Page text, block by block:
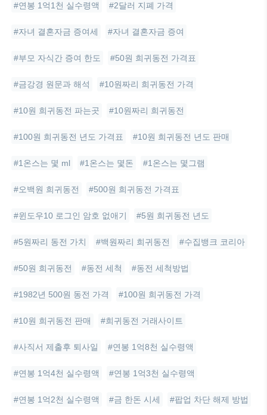
#연봉 1억1천 실수령액 #2달러 지폐 가격
#자녀 결혼자금 증여세 #자녀 결혼자금 증여
#부모 자식간 증여 한도 #50원 희귀동전 가격표
#금강경 원문과 해석 #10원짜리 희귀동전 가격
#10원 희귀동전 파는곳 #10원짜리 희귀동전
#100원 희귀동전 년도 가격표 #10원 희귀동전 년도 판매
#1온스는 몇 ml #1온스는 몇돈 #1온스는 몇그램
#오백원 희귀동전 #500원 희귀동전 가격표
#윈도우10 로그인 암호 없애기 #5원 희귀동전 년도
#5원짜리 동전 가치 #백원짜리 희귀동전 #수집뱅크 코리아
#50원 희귀동전 #동전 세척 #동전 세척방법
#1982년 500원 동전 가격 #100원 희귀동전 가격
#10원 희귀동전 판매 #희귀동전 거래사이트
#사직서 제출후 퇴사일 #연봉 1억8천 실수령액
#연봉 1억4천 실수령액 #연봉 1억3천 실수령액
#연봉 1억2천 실수령액 #금 한돈 시세 #팝업 차단 해제 방법